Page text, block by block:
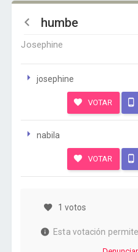
humbe
Josephine
josephine
VOTAR
nabila
VOTAR
1 votos
Esta votación